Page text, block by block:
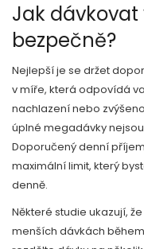
Jak
bezpečně?
Nejlepší je se držet
v míře, která odpovídá
nachlazení nebo
úplné megadávky
Doporučený denní
maximální limit, který
denně.
Některé studie ukazují,
menších dávkách